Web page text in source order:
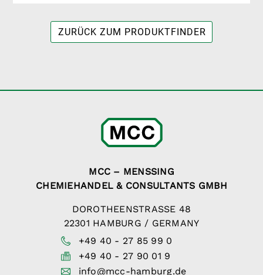
ZURÜCK ZUM PRODUKTFINDER
MCC – MENSSING
CHEMIEHANDEL & CONSULTANTS GMBH
DOROTHEENSTRASSE 48
22301 HAMBURG / GERMANY
+49 40 - 27 85 99 0
+49 40 - 27 90 01 9
info@mcc-hamburg.de